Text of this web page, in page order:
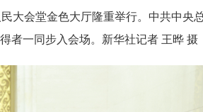
大会堂金色大厅隆重举行。中共中央
者一同步入会场。新华社记者 王晔 摄